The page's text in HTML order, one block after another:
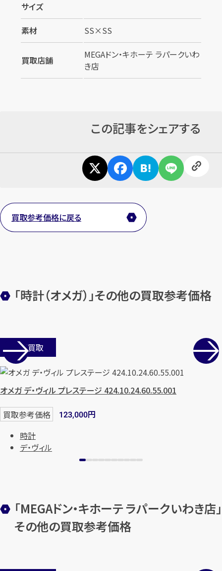
カンタン無料
お電話で無料査定
サイズ
素材
SS×SS
買取店舗
MEGAドン・キホーテ ラパークいわ
き店
この記事をシェアする
買取参考価格に戻る
「時計（オメガ）」その他の買取参考価格
店舗買取
オメガ デ・ヴィル プレステージ 424.10.24.60.55.001
買取参考価格 123,000円
時計
デ・ヴィル
「MEGAドン・キホーテ ラパークいわき店」
その他の買取参考価格